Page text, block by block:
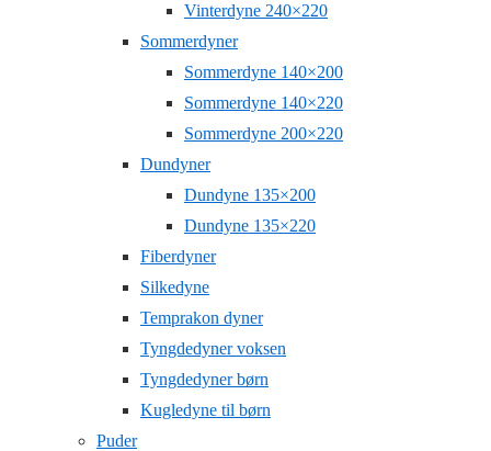
Vinterdyne 240×220
Sommerdyner
Sommerdyne 140×200
Sommerdyne 140×220
Sommerdyne 200×220
Dundyner
Dundyne 135×200
Dundyne 135×220
Fiberdyner
Silkedyne
Temprakon dyner
Tyngdedyner voksen
Tyngdedyner børn
Kugledyne til børn
Puder